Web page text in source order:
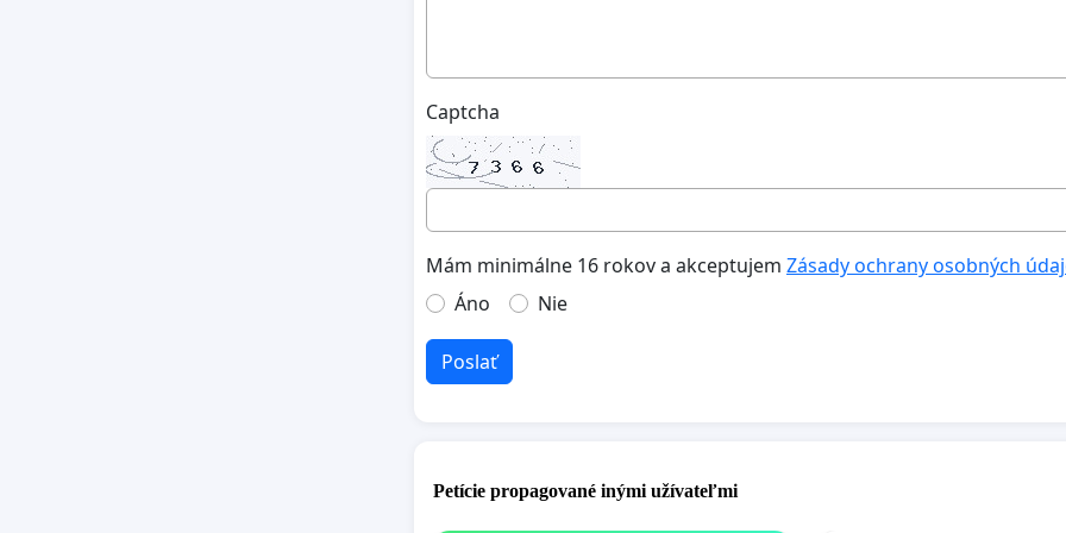
Captcha
Mám minimálne 16 rokov a akceptujem Zásady ochrany osobných
Áno
Nie
Poslať
Petície propagované inými užívateľmi